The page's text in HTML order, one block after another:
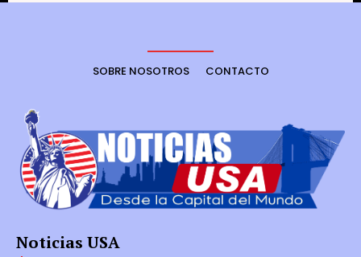
SOBRE NOSOTROS CONTACTO
Noticias USA